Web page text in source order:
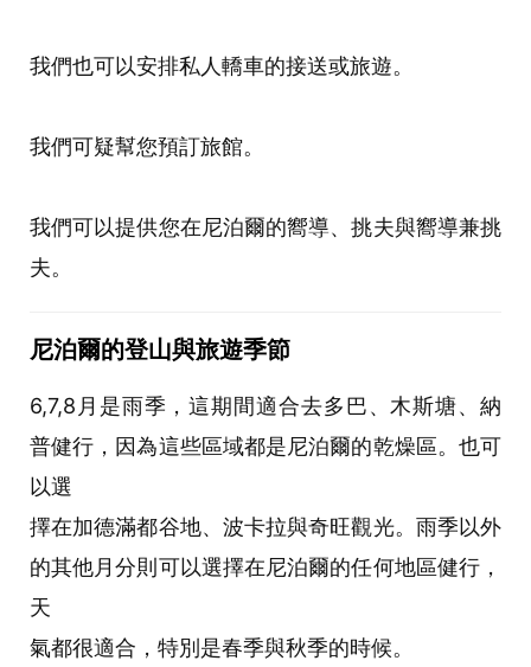
我們也可以安排私人轎車的接送或旅遊。
我們可疑幫您預訂旅館。
我們可以提供您在尼泊爾的嚮導、挑夫與嚮導兼挑
夫。
尼泊爾的登山與旅遊季節
6,7,8月是雨季，這期間適合去多巴、木斯塘、納
普健行，因為這些區域都是尼泊爾的乾燥區。也可
以選
擇在加德滿都谷地、波卡拉與奇旺觀光。雨季以外
的其他月分則可以選擇在尼泊爾的任何地區健行，
天
氣都很適合，特別是春季與秋季的時候。